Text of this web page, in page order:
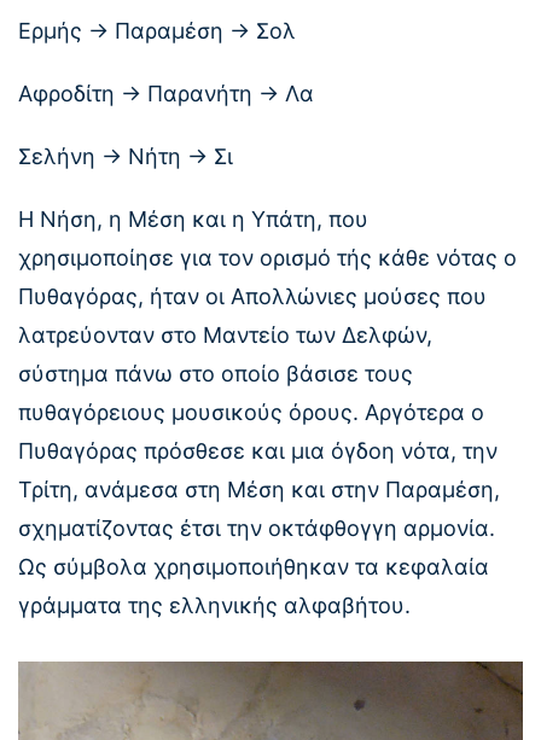
Ερμής → Παραμέση → Σολ
Αφροδίτη → Παρανήτη → Λα
Σελήνη → Νήτη → Σι
Η Νήση, η Μέση και η Υπάτη, που
χρησιμοποίησε για τον ορισμό τής κάθε νότας ο
Πυθαγόρας, ήταν οι Απολλώνιες μούσες που
λατρεύονταν στο Μαντείο των Δελφών,
σύστημα πάνω στο οποίο βάσισε τους
πυθαγόρειους μουσικούς όρους. Αργότερα ο
Πυθαγόρας πρόσθεσε και μια όγδοη νότα, την
Τρίτη, ανάμεσα στη Μέση και στην Παραμέση,
σχηματίζοντας έτσι την οκτάφθογγη αρμονία.
Ως σύμβολα χρησιμοποιήθηκαν τα κεφαλαία
γράμματα της ελληνικής αλφαβήτου.